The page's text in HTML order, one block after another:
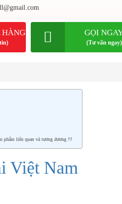
HÀNG GỌI
(Tư vấn ngay)
phẩm liên quan và tương đương !!!
Việt Nam